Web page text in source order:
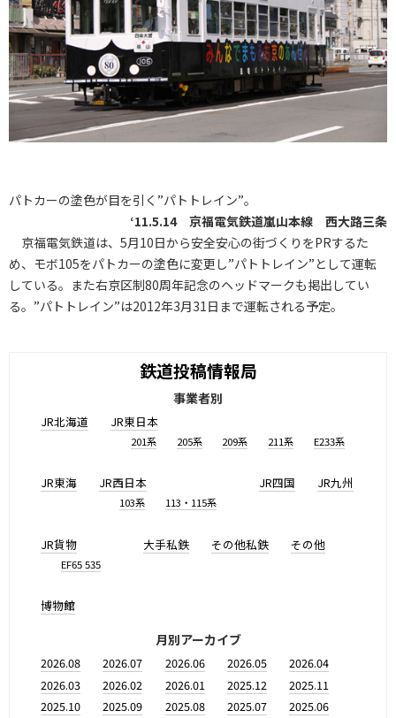
パトカーの塗色が目を引く”パトトレイン”。
‘11.5.14 京福電気鉄道嵐山本線 西大路三条
京福電気鉄道は、5月10日から安全安心の街づくりをPRするた
め、モボ105をパトカーの塗色に変更し”パトトレイン”として運転
している。また右京区制80周年記念のヘッドマークも掲出してい
る。”パトトレイン”は2012年3月31日まで運転される予定。
鉄道投稿情報局
事業者別
JR北海道 JR東日本
201系 205系 209系 211系 E233系
JR東海 JR西日本
103系 113・115系
JR四国 JR九州
JR貨物
EF65 535
大手私鉄 その他私鉄 その他
博物館
月別アーカイブ
2026.08 2026.07 2026.06 2026.05
2026.04
2026.03
2026.02 2026.01 2025.12
2025.11
2025.10
2025.09 2025.08 2025.07
2025.06